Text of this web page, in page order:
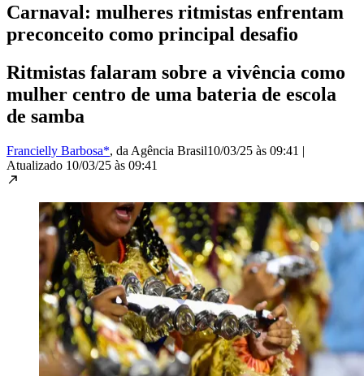
Carnaval: mulheres ritmistas enfrentam
preconceito como principal desafio
Ritmistas falaram sobre a vivência como
mulher centro de uma bateria de escola
de samba
Francielly Barbosa*, da Agência Brasil10/03/25 às 09:41 |
Atualizado 10/03/25 às 09:41